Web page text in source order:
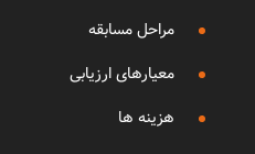
مراحل مسابقه
معیارهای ارزیابی
هزینه ها